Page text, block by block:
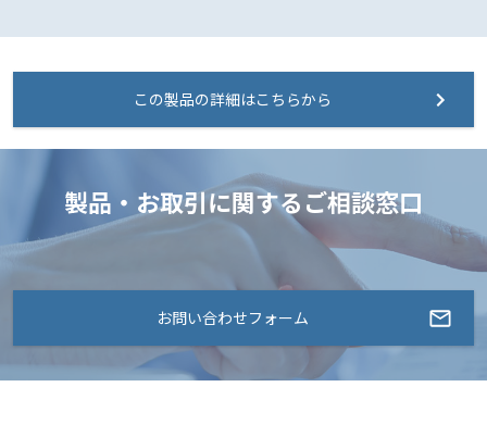
この製品の詳細はこちらから
製品・お取引に関するご相談窓口
お問い合わせフォーム